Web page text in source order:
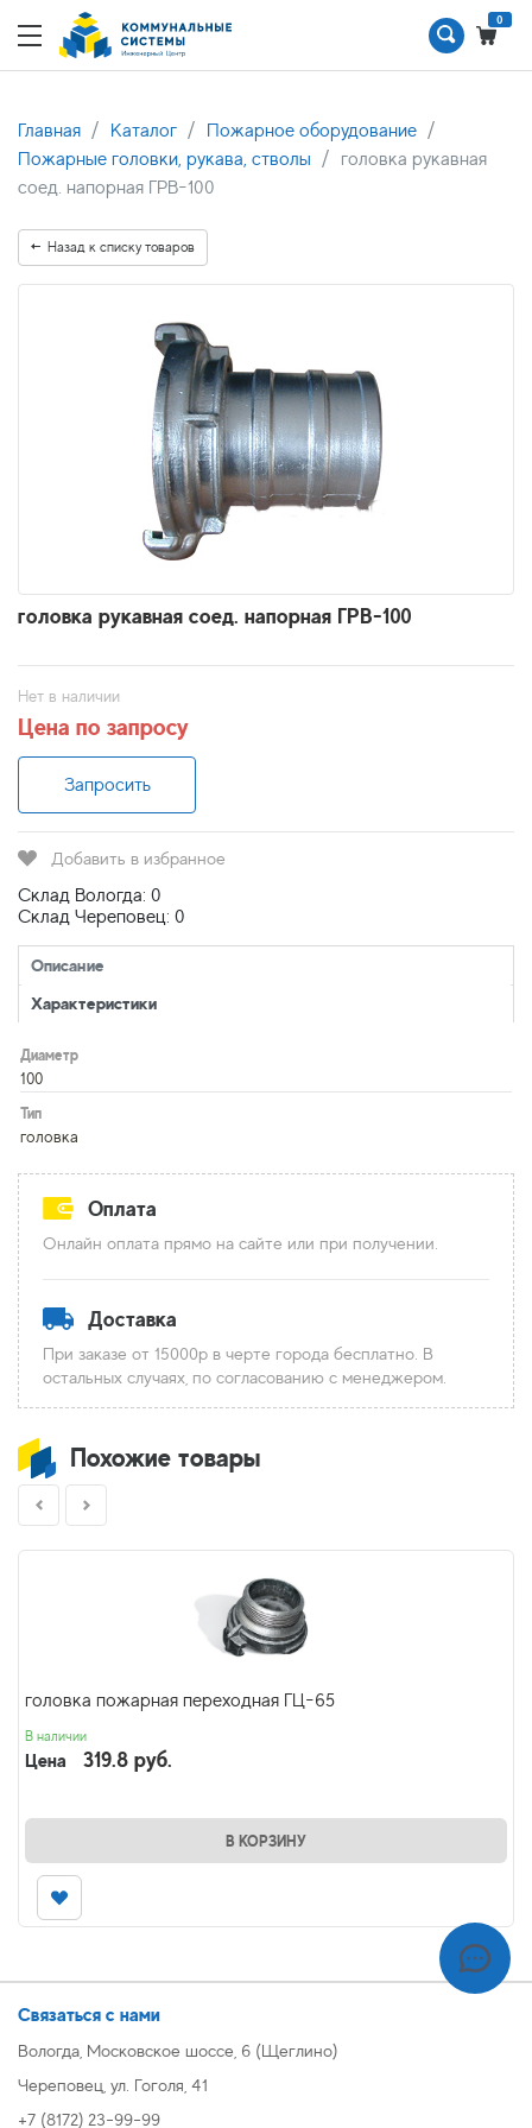
0
Главная Каталог
Пожарное оборудование
Пожарные головки, рукава, стволы
головка рукавная
соед. напорная ГРВ-100
Назад к списку товаров
головка рукавная соед. напорная ГРВ-100
Нет в наличии
Цена по запросу
Запросить
Добавить в избранное
Склад Вологда: 0
Склад Череповец: 0
Описание
Характеристики
Диаметр
100
Тип
головка
Оплата
Онлайн оплата прямо на сайте или при получении.
Доставка
При заказе от 15000р в черте города бесплатно. В
остальных случаях, по согласованию с менеджером.
Похожие товары
головка пожарная переходная ГЦ-65
В наличии
Цена 319.8 руб.
В КОРЗИНУ
Связаться с нами
Вологда, Московское шоссе, 6 (Щеглино)
Череповец, ул. Гоголя, 41
+7 (8172) 23-99-99